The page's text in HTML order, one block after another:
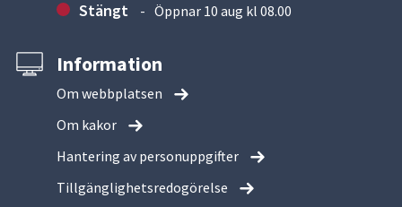
Stängt Öppnar 10 aug kl 08.00
Information
Om webbplatsen
Om kakor
Hantering av personuppgifter
Tillgänglighetsredogörelse